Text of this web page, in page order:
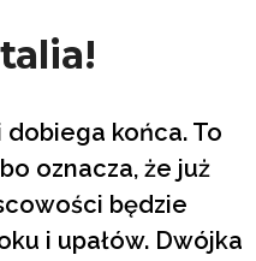
końca. To
oznacza, że już
będzie
i upałów. Dwójka